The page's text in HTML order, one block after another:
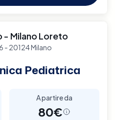
- Milano Loreto
- 20124 Milano
Pediatrica
A partire da
80€